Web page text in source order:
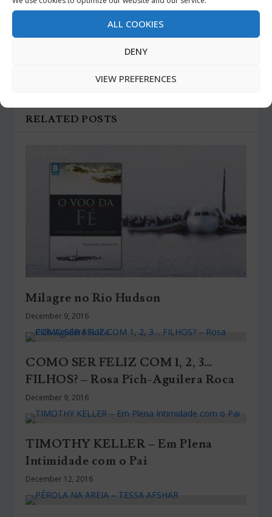
ALL COOKIES
DENY
VIEW PREFERENCES
The Holy Land Experience –
AFINAL, COMO VIVEMOS?
RELATED POSTS
Milagre no Rio Hudson
December 9, 2016
COMO SER FELIZ COM 1, 2, 3…
FILHOS? – Rosa Pich-Aguilera Roca
December 9, 2016
TIMOTHY KELLER – Em Plena
Intimidade com o Pai
December 12, 2016